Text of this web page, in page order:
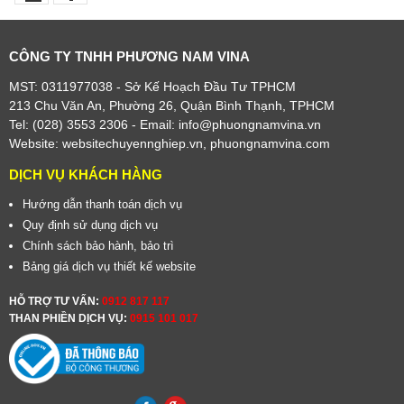
CÔNG TY TNHH PHƯƠNG NAM VINA
MST: 0311977038 - Sở Kế Hoạch Đầu Tư TPHCM
213 Chu Văn An, Phường 26, Quận Bình Thạnh, TPHCM
Tel: (028) 3553 2306 - Email: info@phuongnamvina.vn
Website: websitechuyennghiep.vn phuongnamvina.com
DỊCH VỤ KHÁCH HÀNG
Hướng dẫn thanh toán dịch vụ
Quy định sử dụng dịch vụ
Chính sách bảo hành, bảo trì
Bảng giá dịch vụ thiết kế website
HỖ TRỢ TƯ VẤN: 0912 817 117
THAN PHIỀN DỊCH VỤ: 0915 101 017